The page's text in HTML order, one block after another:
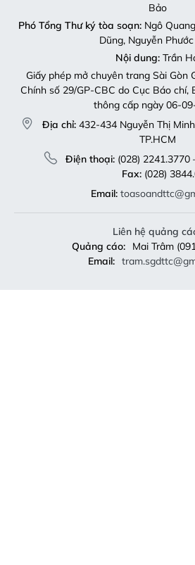
Bảo
Phó Tổng Thư ký tòa soạn:Ngô
Dũng, Nguyễn
Nội dung:Trần
Giấy phép mở chuyên trang Sài Gòn
Chính số 29/GP-CBC do Cục Báo chí,
thông cấp ngày 06-
Địa chỉ: 432-434 Nguyễn Thị
TP.HCM
Điện thoại:(028) 2241.3770
Fax:(028)
Email:
Liên hệ quảng
Quảng cáo:
Mai Trâm
Email: